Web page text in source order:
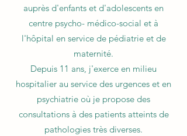
auprès d'enfants et d'adolescents en
centre psycho- médico-social et à
l'hôpital en service de pédiatrie et de
maternité.
Depuis 11 ans, j'exerce en milieu
hospitalier au service des urgences et en
psychiatrie où je propose des
consultations à des patients atteints de
pathologies très diverses.